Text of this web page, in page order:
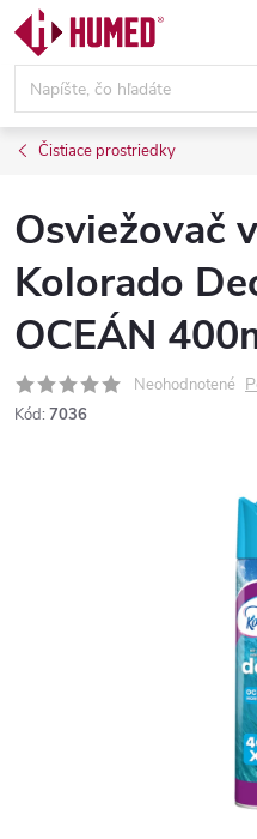
Prejsť
obsah
Čistiace prostriedky
Osviežovač
Kolorado
OCEÁN
Neohodnotené
Kód: 7036